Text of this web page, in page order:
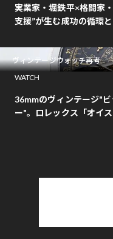
実業家・堀鉄平×格闘家
支援”が生む成功の循環
ヴィンテージウォッチ再考
WATCH
36mmのヴィンテージ"
ー"。ロレックス「オイス